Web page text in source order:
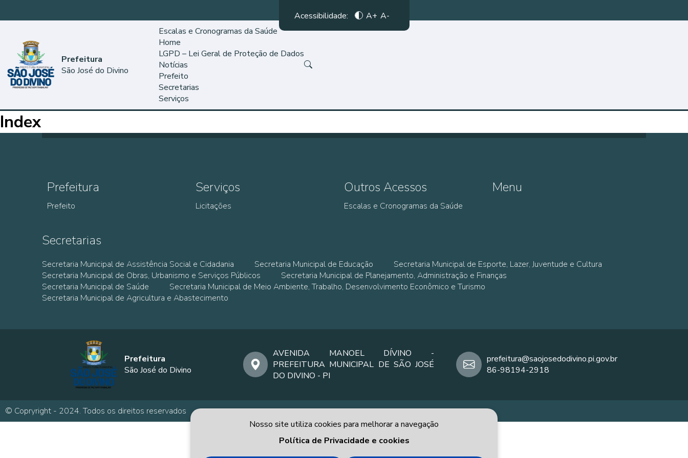
Acessibilidade: A+ A-
Prefeitura
São José do Divino
Escalas e Cronogramas da Saúde
Home
LGPD – Lei Geral de Proteção de Dados
Notícias
Prefeito
Secretarias
Serviços
Index
Prefeitura
Prefeito
Serviços
Licitações
Outros Acessos
Escalas e Cronogramas da Saúde
Menu
Secretarias
Secretaria Municipal de Assistência Social e Cidadania Secretaria Municipal de Educação
Secretaria Municipal de Esporte, Lazer, Juventude e Cultura
Secretaria Municipal de Obras, Urbanismo e Serviços Públicos
Secretaria Municipal de Planejamento, Administração e Finanças
Secretaria Municipal de Saúde
Secretaria Municipal de Meio Ambiente, Trabalho, Desenvolvimento Econômico e Turismo
Secretaria Municipal de Agricultura e Abastecimento
Prefeitura
São José do Divino
AVENIDA MANOEL DÍVINO -
PREFEITURA MUNICIPAL DE SÃO JOSÉ
DO DIVINO - PI
prefeitura@saojosedodivino.pi.gov.br
86-98194-2918
© Copryright - 2024. Todos os direitos reservados
Nosso site utiliza cookies para melhorar a navegação
Política de Privacidade e cookies